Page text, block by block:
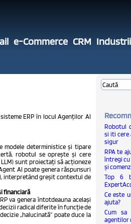
e-Commerce CRM Industrii
ERP în locul Agenților AI
modele deterministice și tipare
robotul se oprește și cere
sunt proiectați să acționeze
AI poate genera răspunsuri
interpretând greșit contextul de
financiară
va genera întotdeauna același
radical diferite în funcție de
„halucinată” poate duce la
Robotul
si iti cere
sigur
RPA te
întregi
și
Top 6
Ce este
ajuta?
Cum sa
agentilor